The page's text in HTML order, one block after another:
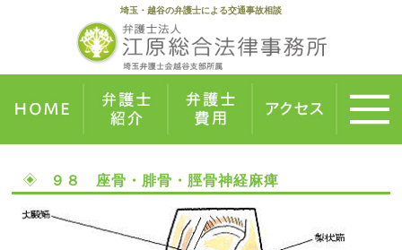
埼玉・越谷の弁護士による交通事故相談
９８ 座骨・腓骨・脛骨神経麻痺